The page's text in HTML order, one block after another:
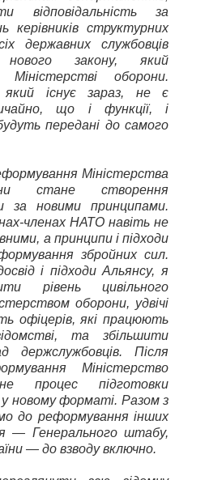
відповідальність за
керівників структурних
державних службовців
нового закону, який
оборони.
існує зараз, не є
що і функції, і
передані до самого
Міністерства
стане створення
за новими принципами.
членах НАТО навіть не
а принципи і підходи
збройних сил.
і підходи Альянсу, я
рівень цивільного
оборони, удвічі
офіцерів, які працюють
та збільшити
держслужбовців. Після
Міністерство
процес підготовки
новому форматі. Разом з
до реформування інших
— Генерального штабу,
— до взводу включно.